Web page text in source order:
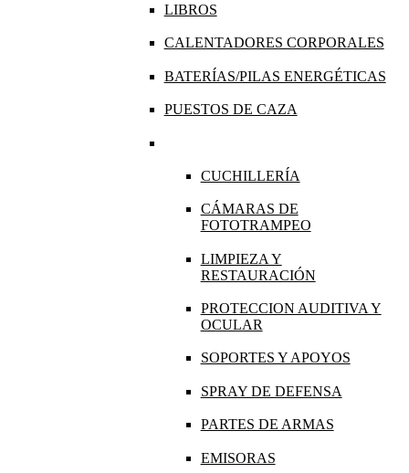
LIBROS
CALENTADORES CORPORALES
BATERÍAS/PILAS ENERGÉTICAS
PUESTOS DE CAZA
CUCHILLERÍA
CÁMARAS DE
FOTOTRAMPEO
LIMPIEZA Y
RESTAURACIÓN
PROTECCION AUDITIVA Y
OCULAR
SOPORTES Y APOYOS
SPRAY DE DEFENSA
PARTES DE ARMAS
EMISORAS